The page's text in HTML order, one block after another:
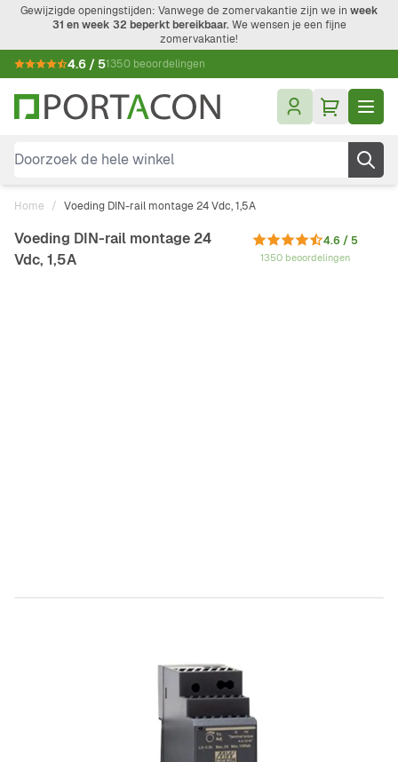
Ga naar de inhoud
Gewijzigde openingstijden: Vanwege de zomervakantie zijn we in week
31 en week 32 beperkt bereikbaar.We wensen je een fijne
zomervakantie!
4.6 / 51350 beoordelingen
Doorzoek de hele winkel
Home / Voeding DIN-rail montage 24 Vdc, 1,5A
Voeding DIN-rail montage 24
Vdc, 1,5A
4.6 / 5
1350 beoordelingen
Incl. BTW